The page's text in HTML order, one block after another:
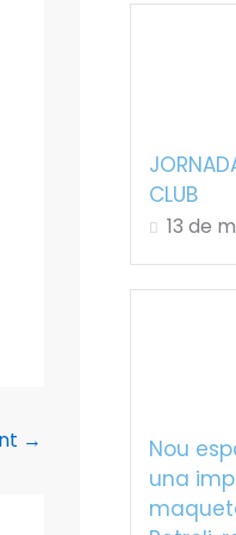
→
CLUB
13 de
Nou
una